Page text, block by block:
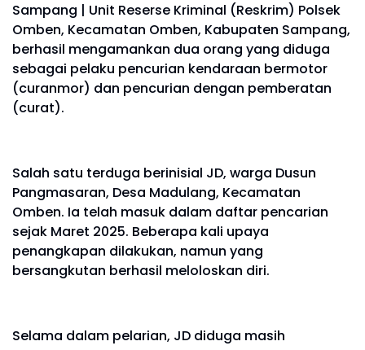
Sampang | Unit Reserse Kriminal (Reskrim) Polsek
Omben, Kecamatan Omben, Kabupaten Sampang,
berhasil mengamankan dua orang yang diduga
sebagai pelaku pencurian kendaraan bermotor
(curanmor) dan pencurian dengan pemberatan
(curat).
Salah satu terduga berinisial JD, warga Dusun
Pangmasaran, Desa Madulang, Kecamatan
Omben. Ia telah masuk dalam daftar pencarian
sejak Maret 2025. Beberapa kali upaya
penangkapan dilakukan, namun yang
bersangkutan berhasil meloloskan diri.
Selama dalam pelarian, JD diduga masih